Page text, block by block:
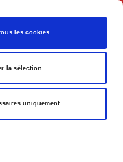
les cookies
la sélection
uniquement